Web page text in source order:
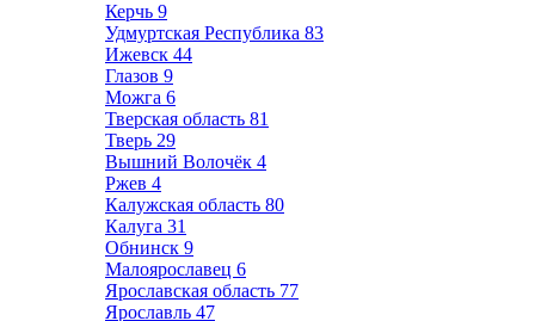
Керчь 9
Удмуртская Республика 83
Ижевск 44
Глазов 9
Можга 6
Тверская область 81
Тверь 29
Вышний Волочёк 4
Ржев 4
Калужская область 80
Калуга 31
Обнинск 9
Малоярославец 6
Ярославская область 77
Ярославль 47